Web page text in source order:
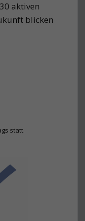
aktiven
blicken
statt.